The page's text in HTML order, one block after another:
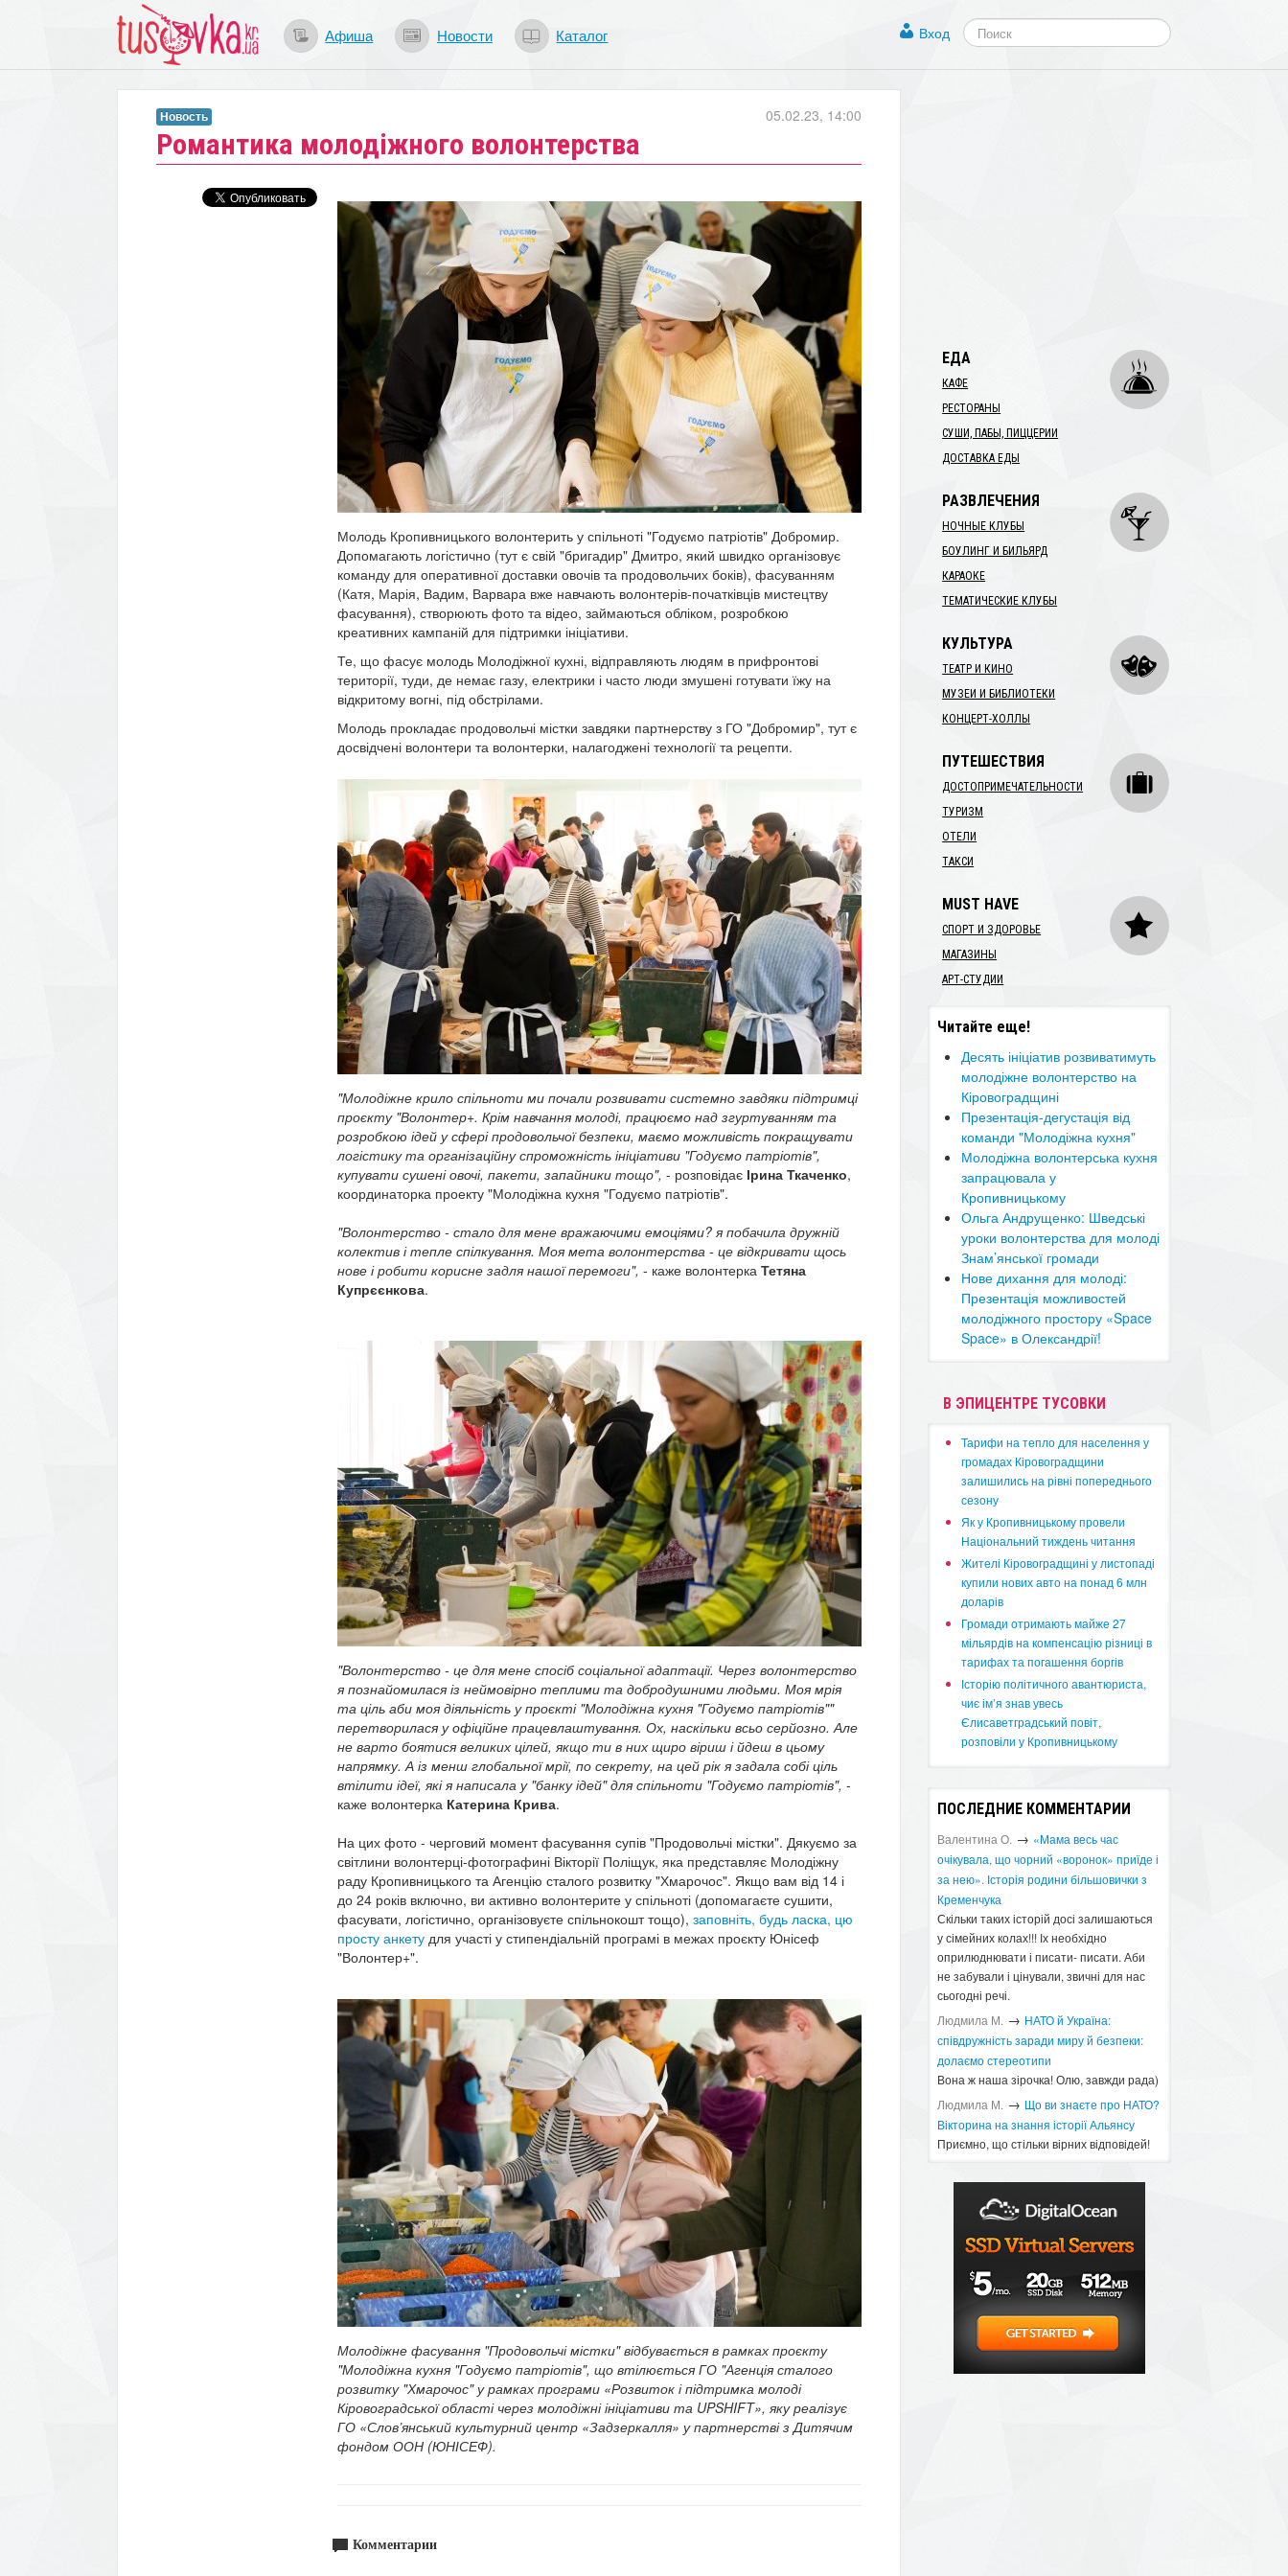
Афиша Новости Каталог Вход
Романтика молодіжного волонтерства
05.02.23, 14:00
Новость
Молодь Кропивницького волонтерить у спільноті "Годуємо патріотів" Добромир.
Допомагають логістично (тут є свій "бригадир" Дмитро, який швидко організовує
команду для оперативної доставки овочів та продовольчих боків), фасуванням
(Катя, Марія, Вадим, Варвара вже навчають волонтерів-початківців мистецтву
фасування), створюють фото та відео, займаються обліком, розробкою
креативних кампаній для підтримки ініціативи.
Те, що фасує молодь Молодіжної кухні, відправляють людям в прифронтові
території, туди, де немає газу, електрики і часто люди змушені готувати їжу на
відкритому вогні, під обстрілами.
Молодь прокладає продовольчі містки завдяки партнерству з ГО "Добромир", тут є
досвідчені волонтери та волонтерки, налагоджені технології та рецепти.
"Молодіжне крило спільноти ми почали розвивати системно завдяки підтримці
проєкту "Волонтер+. Крім навчання молоді, працюємо над згуртуванням та
розробкою ідей у сфері продовольчої безпеки, маємо можливість покращувати
логістику та організаційну спроможність ініціативи "Годуємо патріотів",
купувати сушені овочі, пакети, запайники тощо", - розповідає Ірина Ткаченко,
координаторка проекту "Молодіжна кухня "Годуємо патріотів".
"Волонтерство - стало для мене вражаючими емоціями? я побачила дружній
колектив і тепле спілкування. Моя мета волонтерства - це відкривати щось
нове і робити корисне задля нашої перемоги", - каже волонтерка Тетяна
Купрєєнкова.
"Волонтерство - це для мене спосіб соціальної адаптації. Через волонтерство
я познайомилася із неймовірно теплими та добродушними людьми. Моя мрія
та ціль аби моя діяльність у проєкті "Молодіжна кухня "Годуємо патріотів""
перетворилася у офіційне працевлаштування. Ох, наскільки всьо серйозно. Але
не варто боятися великих цілей, якщо ти в них щиро віриш і йдеш в цьому
напрямку. А із менш глобальної мрії, по секрету, на цей рік я задала собі ціль
втілити ідеї, які я написала у "банку ідей" для спільноти "Годуємо патріотів", -
каже волонтерка Катерина Крива.
На цих фото - черговий момент фасування супів "Продовольчі містки". Дякуємо за
світлини волонтерці-фотографині Вікторії Поліщук, яка представляє Молодіжну
раду Кропивницького та Агенцію сталого розвитку "Хмарочос". Якщо вам від 14 і
до 24 років включно, ви активно волонтерите у спільноті (допомагаєте сушити,
фасувати, логістично, організовуєте спільнокошт тощо), заповніть, будь ласка, цю
просту анкетудля участі у стипендіальній програмі в межах проєкту Юнісеф
"Волонтер+".
Молодіжне фасування "Продовольчі містки" відбувається в рамках проєкту
"Молодіжна кухня "Годуємо патріотів", що втілюється ГО "Агенція сталого
розвитку "Хмарочос" у рамках програми «Розвиток і підтримка молоді
Кіровоградської області через молодіжні ініціативи та UPSHIFT», яку реалізує
ГО «Слов’янський культурний центр «Задзеркалля» у партнерстві з Дитячим
фондом ООН (ЮНІСЕФ).
Комментарии
ЕДА
КАФЕ
РЕСТОРАНЫ
СУШИ, ПАБЫ, ПИЦЦЕРИИ
ДОСТАВКА ЕДЫ
РАЗВЛЕЧЕНИЯ
НОЧНЫЕ КЛУБЫ
БОУЛИНГ И БИЛЬЯРД
КАРАОКЕ
ТЕМАТИЧЕСКИЕ КЛУБЫ
КУЛЬТУРА
ТЕАТР И КИНО
МУЗЕИ И БИБЛИОТЕКИ
КОНЦЕРТ-ХОЛЛЫ
ПУТЕШЕСТВИЯ
ДОСТОПРИМЕЧАТЕЛЬНОСТИ
ТУРИЗМ
ОТЕЛИ
ТАКСИ
MUST HAVE
СПОРТ И ЗДОРОВЬЕ
МАГАЗИНЫ
АРТ-СТУДИИ
Читайте еще!
​Десять ініціатив розвиватимуть
молодіжне волонтерство на
Кіровоградщині
Презентація-дегустація від
команди "Молодіжна кухня"
Молодіжна волонтерська кухня
запрацювала у
Кропивницькому
Ольга Андрущенко: Шведські
уроки волонтерства для молоді
Знам’янської громади
​Нове дихання для молоді:
Презентація можливостей
молодіжного простору «Space
Space» в Олександрії!
В ЭПИЦЕНТРЕ ТУСОВКИ
​Тарифи на тепло для населення у
громадах Кіровоградщини
залишились на рівні попереднього
сезону
​Як у Кропивницькому провели
Національний тиждень читання
​Жителі Кіровоградщині у листопаді
купили нових авто на понад 6 млн
доларів
​Громади отримають майже 27
мільярдів на компенсацію різниці в
тарифах та погашення боргів
Історію політичного авантюриста,
чиє ім’я знав увесь
Єлисаветградський повіт,
розповіли у Кропивницькому
ПОСЛЕДНИЕ КОММЕНТАРИИ
Валентина О. → «Мама весь час
очікувала, що чорний «воронок» приїде і
за нею». Історія родини більшовички з
Кременчука
Скільки таких історій досі залишаються
у сімейних колах!!! Іх необхідно
оприлюднювати і писати- писати. Аби
не забували і цінували, звичні для нас
сьогодні речі.
Людмила М. → ​НАТО й Україна:
співдружність заради миру й безпеки:
долаємо стереотипи
Вона ж наша зірочка! Олю, завжди рада)
Людмила М. → Що ви знаєте про НАТО?
Вікторина на знання історії Альянсу ​
Приємно, що стільки вірних відповідей!